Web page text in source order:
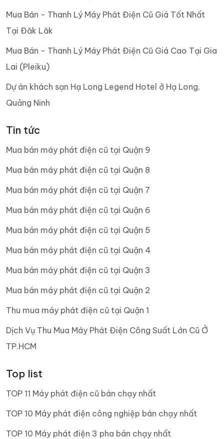
Mua Bán - Thanh Lý Máy Phát Điện Cũ Giá Tốt Nhất
Tại Đăk Lăk
Mua Bán - Thanh Lý Máy Phát Điện Cũ Giá Cao Tại Gia
Lai (Pleiku)
Dự án khách sạn Hạ Long Legend Hotel ở Hạ Long,
Quảng Ninh
Tin tức
Mua bán máy phát điện cũ tại Quận 9
Mua bán máy phát điện cũ tại Quận 8
Mua bán máy phát điện cũ tại Quận 7
Mua bán máy phát điện cũ tại Quận 6
Mua bán máy phát điện cũ tại Quận 5
Mua bán máy phát điện cũ tại Quận 4
Mua bán máy phát điện cũ tại Quận 3
Mua bán máy phát điện cũ tại Quận 2
Thu mua máy phát điện cũ tại Quận 1
Dịch Vụ Thu Mua Máy Phát Điện Công Suất Lớn Cũ Ở
TP.HCM
Top list
TOP 11 Máy phát điện cũ bán chạy nhất
TOP 10 Máy phát điện công nghiệp bán chạy nhất
TOP 10 Máy phát điện 3 pha bán chạy nhất